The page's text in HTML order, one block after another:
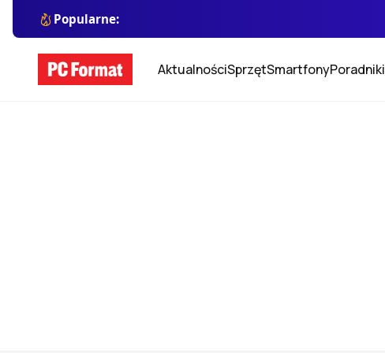
Popularne:
AktualnościSprzętSmartfonyPoradniki